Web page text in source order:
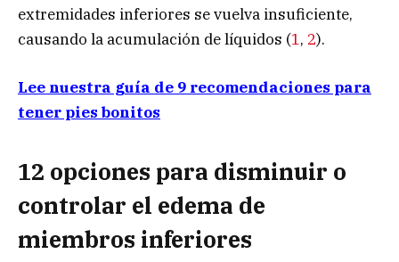
extremidades inferiores se vuelva insuficiente,
causando la acumulación de líquidos (1, 2).
Lee nuestra guía de 9 recomendaciones para
tener pies bonitos
12 opciones para disminuir o
controlar el edema de
miembros inferiores